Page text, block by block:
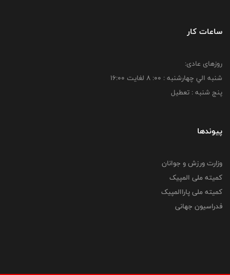
ساعات کار
روزهای عادی:
شنبه الي چهارشنبه : 00: 8 لغايت 16:00
پنج شنبه : تعطیل
پیوندها
وزارت ورزش و جوانان
کمیته ملی المپیک
کمیته ملی پاراالمپیک
فدراسیون جهانی